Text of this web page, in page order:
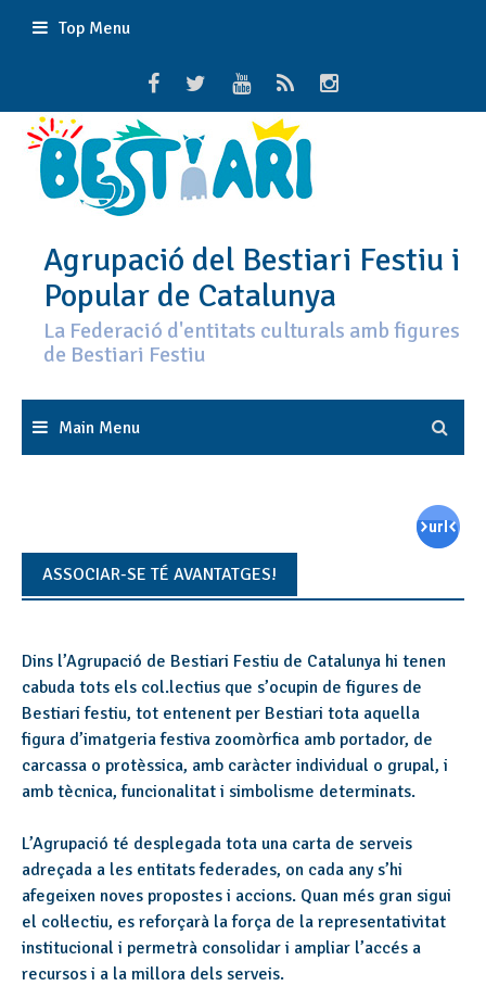
Top Menu
Agrupació del Bestiari Festiu i
Popular de Catalunya
La Federació d'entitats culturals amb figures
de Bestiari Festiu
Main Menu
ASSOCIAR-SE TÉ AVANTATGES!
Dins l’Agrupació de Bestiari Festiu de Catalunya hi tenen
cabuda tots els col.lectius que s’ocupin de figures de
Bestiari festiu, tot entenent per Bestiari tota aquella
figura d’imatgeria festiva zoomòrfica amb portador, de
carcassa o protèssica, amb caràcter individual o grupal, i
amb tècnica, funcionalitat i simbolisme determinats.
L’Agrupació té desplegada tota una carta de serveis
adreçada a les entitats federades, on cada any s’hi
afegeixen noves propostes i accions. Quan més gran sigui
el col·lectiu, es reforçarà la força de la representativitat
institucional i permetrà consolidar i ampliar l’accés a
recursos i a la millora dels serveis.